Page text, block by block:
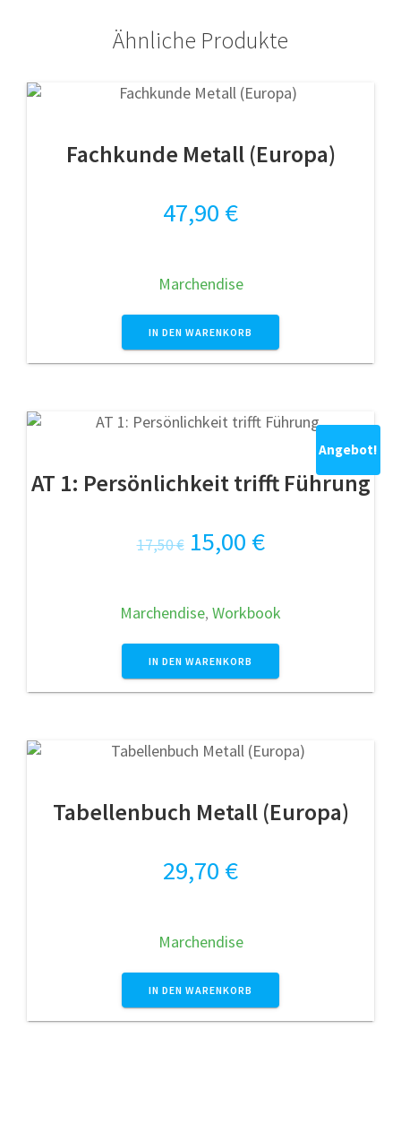
Ähnliche Produkte
Fachkunde Metall (Europa)
47,90 €
Marchendise
IN DEN WARENKORB
Angebot!
AT 1: Persönlichkeit trifft Führung
17,50€ Ursprünglicher
war:
17,50 €
15,00 €Aktueller
ist:
Marchendise, Workbook
IN DEN WARENKORB
Tabellenbuch Metall (Europa)
29,70 €
Marchendise
IN DEN WARENKORB